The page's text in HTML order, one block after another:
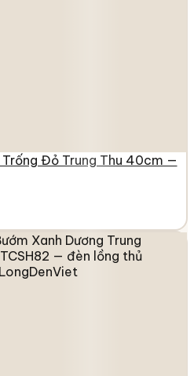
Đỏ Trung Thu 40cm —